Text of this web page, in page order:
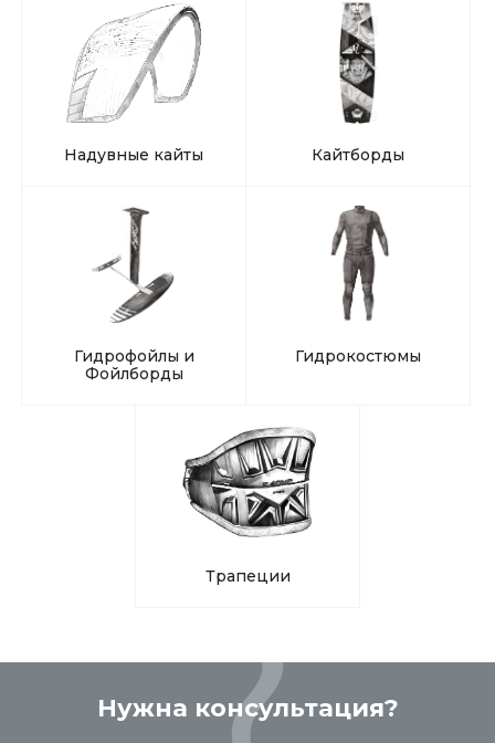
Надувные кайты Кайтборды
Гидрофойлы и
Фойлборды
Гидрокостюмы
Трапеции
Нужна консультация?